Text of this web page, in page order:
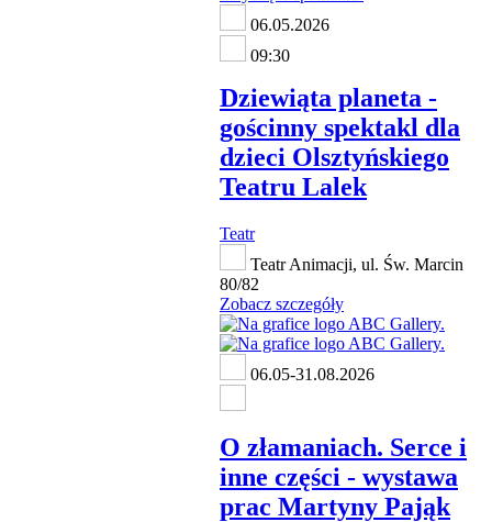
06.05.2026
09:30
Dziewiąta planeta -
gościnny spektakl dla
dzieci Olsztyńskiego
Teatru Lalek
Teatr
Teatr Animacji, ul. Św. Marcin
80/82
Zobacz szczegóły
06.05-31.08.2026
O złamaniach. Serce i
inne części - wystawa
prac Martyny Pająk